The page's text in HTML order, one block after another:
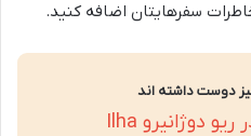
سفرهایتان اضافه کنید.
دوست داشته اند
جزیره ایلها گرانده در ریو دوژانیرو Ilha